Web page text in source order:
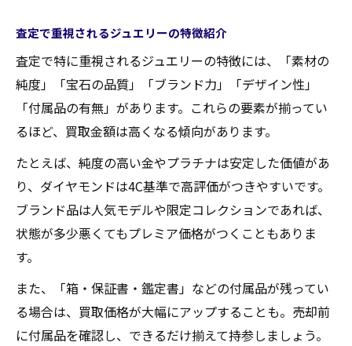
査定で重視されるジュエリーの特徴紹介
査定で特に重視されるジュエリーの特徴には、「素材の
純度」「宝石の品質」「ブランド力」「デザイン性」
「付属品の有無」があります。これらの要素が揃ってい
るほど、買取金額は高くなる傾向があります。
たとえば、純度の高い金やプラチナは安定した価値があ
り、ダイヤモンドは4C基準で高評価がつきやすいです。
ブランド品は人気モデルや限定コレクションであれば、
状態が多少悪くてもプレミア価格がつくこともありま
す。
また、「箱・保証書・鑑定書」などの付属品が残ってい
る場合は、買取価格が大幅にアップすることも。売却前
に付属品を確認し、できるだけ揃えて持参しましょう。